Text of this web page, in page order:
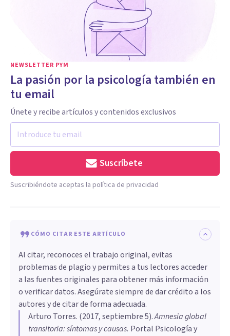
NEWSLETTER PYM
La pasión por la psicología también en
tu email
Únete y recibe artículos y contenidos exclusivos
Suscríbete
Suscribiéndote aceptas la política de privacidad
CÓMO CITAR ESTE ARTÍCULO
Al citar, reconoces el trabajo original, evitas
problemas de plagio y permites a tus lectores acceder
a las fuentes originales para obtener más información
o verificar datos. Asegúrate siempre de dar crédito a los
autores y de citar de forma adecuada.
Arturo Torres. (2017, septiembre 5).Amnesia global
transitoria: síntomas y causas. Portal Psicología y